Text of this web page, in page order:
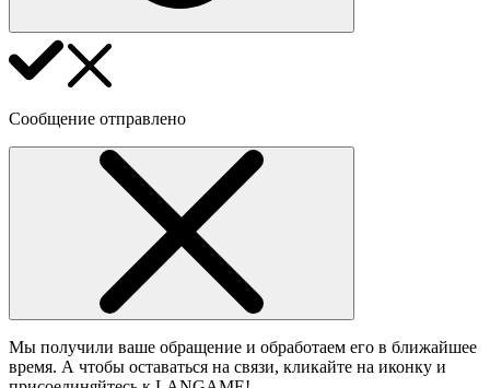
Сообщение отправлено
Мы получили ваше обращение и обработаем его в ближайшее
время. А чтобы оставаться на связи, кликайте на иконку и